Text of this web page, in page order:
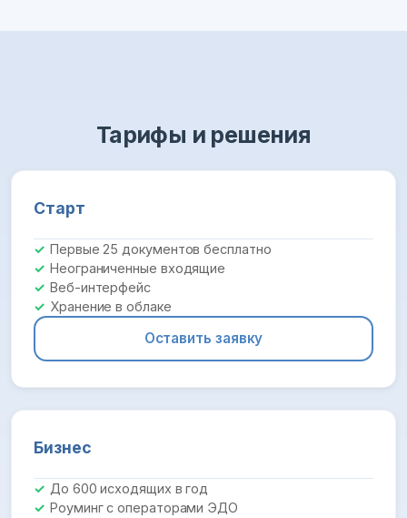
Тарифы и решения
Старт
Первые 25 документов бесплатно
Неограниченные входящие
Веб-интерфейс
Хранение в облаке
Оставить заявку
Бизнес
До 600 исходящих в год
Роуминг с операторами ЭДО